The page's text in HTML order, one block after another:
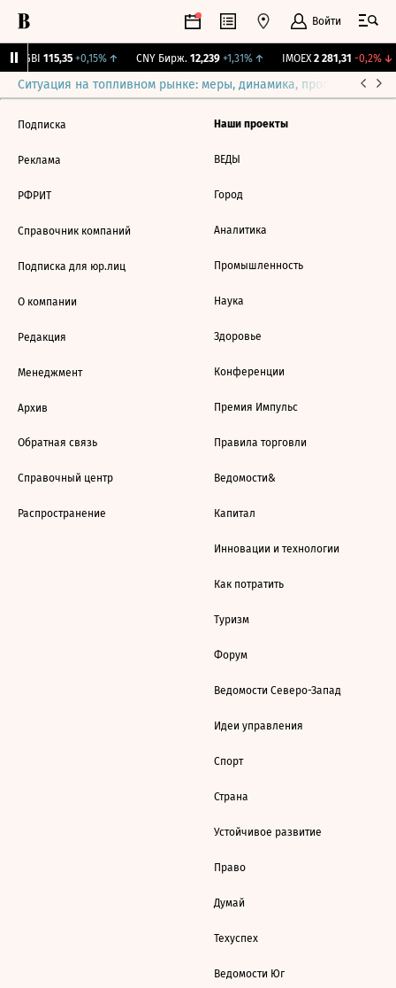
Войти
RGBI 115,35 +0,15%↑ CNY Бирж. 12,239 +1,31%↑ IMOEX 2 281,31 -0,2%↓
Ситуация на топливном рынке: меры, динамика, прогнозы
Подписка
Реклама
РФРИТ
Справочник компаний
Подписка для юр.лиц
О компании
Редакция
Менеджмент
Архив
Обратная связь
Справочный центр
Распространение
Наши проекты
ВЕДЫ
Город
Аналитика
Промышленность
Наука
Здоровье
Конференции
Премия Импульс
Правила торговли
Ведомости&
Капитал
Инновации и технологии
Как потратить
Туризм
Форум
Ведомости Северо-Запад
Идеи управления
Спорт
Страна
Устойчивое развитие
Право
Думай
Техуспех
Ведомости Юг